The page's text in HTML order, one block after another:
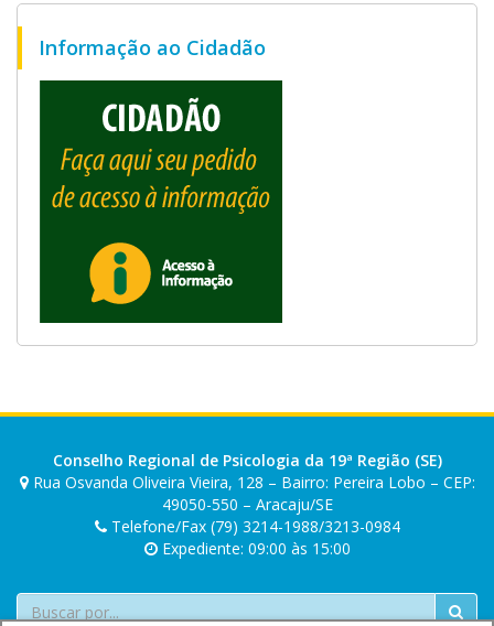
Informação ao Cidadão
Conselho Regional de Psicologia da 19ª Região (SE)
Rua Osvanda Oliveira Vieira, 128 – Bairro: Pereira Lobo – CEP:
49050-550 – Aracaju/SE
Telefone/Fax (79) 3214-1988/3213-0984
Expediente: 09:00 às 15:00
Buscar